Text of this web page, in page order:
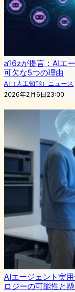
a16zが提言：AIエ
可欠な5つの理由
AI（人工知能）ニュース
2026年2月6日23:00
AIエージェント実
ロジーの可能性と